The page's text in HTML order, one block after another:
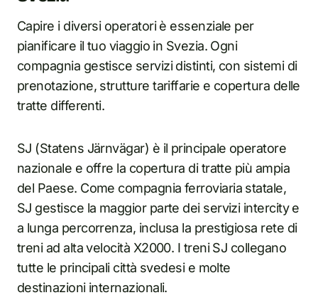
Capire i diversi operatori è essenziale per
pianificare il tuo viaggio in Svezia. Ogni
compagnia gestisce servizi distinti, con sistemi di
prenotazione, strutture tariffarie e copertura delle
tratte differenti.
SJ (Statens Järnvägar) è il principale operatore
nazionale e offre la copertura di tratte più ampia
del Paese. Come compagnia ferroviaria statale,
SJ gestisce la maggior parte dei servizi intercity e
a lunga percorrenza, inclusa la prestigiosa rete di
treni ad alta velocità X2000. I treni SJ collegano
tutte le principali città svedesi e molte
destinazioni internazionali.